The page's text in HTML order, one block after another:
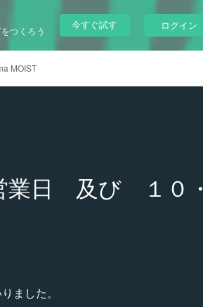
つくろう
今すぐ試す ログイン
MOIST
業日 及び １０・
ました。